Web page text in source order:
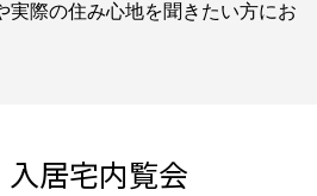
実際の住み心地を聞きたい方にお
入居宅内覧会